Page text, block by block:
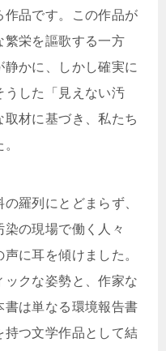
作品です。この作品が
繁栄を謳歌する一方
かに、しかし確実に
うした「見えない汚
材に基づき、私たち
羅列にとどまらず、
の現場で働く人々
に耳を傾けました。
クな姿勢と、作家な
書は単なる環境報告書
持つ文学作品として結